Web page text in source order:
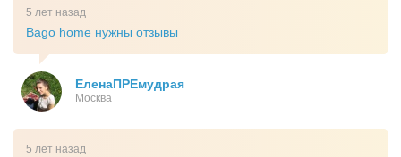
5 лет назад
Bago home нужны отзывы
ЕленаПРЕмудрая
Москва
5 лет назад